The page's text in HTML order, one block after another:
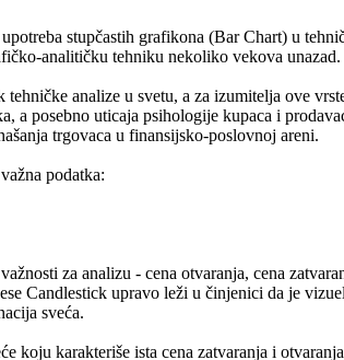
stupčastih grafikona (Bar Chart) u
analitičku tehniku nekoliko vekova unazad.
analize u svetu, a za izumitelja ove
a posebno uticaja psihologije kupaca i
trgovaca u finansijsko-poslovnoj areni.
podatka:
za analizu - cena otvaranja, cena
Candlestick upravo leži u činjenici da je
sveća.
koju karakteriše ista cena zatvaranja i